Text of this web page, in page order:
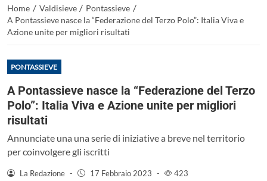
Home / Valdisieve / Pontassieve /
A Pontassieve nasce la “Federazione del Terzo Polo”: Italia Viva e
Azione unite per migliori risultati
PONTASSIEVE
A Pontassieve nasce la “Federazione del Terzo
Polo”: Italia Viva e Azione unite per migliori
risultati
Annunciate una una serie di iniziative a breve nel territorio
per coinvolgere gli iscritti
La Redazione - 17 Febbraio 2023 - 423